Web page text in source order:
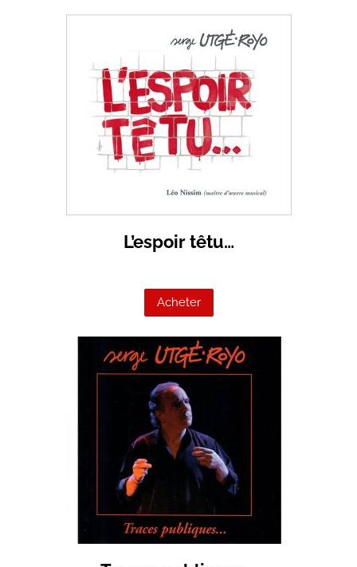
L’espoir têtu…
Acheter